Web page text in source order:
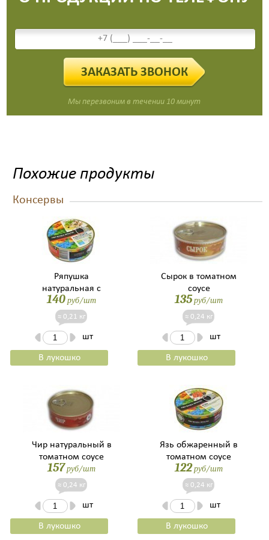
ЗАКАЗАТЬ ЗВОНОК
Мы перезвоним в течении 10 минут
Похожие продукты
Консервы
Ряпушка
натуральная с
добавлением масла
140руб/шт
≈ 0,21 кг
шт
В лукошко
Сырок в томатном
соусе
135руб/шт
≈ 0,24 кг
шт
В лукошко
Чир натуральный в
томатном соусе
157руб/шт
≈ 0,24 кг
шт
В лукошко
Язь обжаренный в
томатном соусе
122руб/шт
≈ 0,24 кг
шт
В лукошко